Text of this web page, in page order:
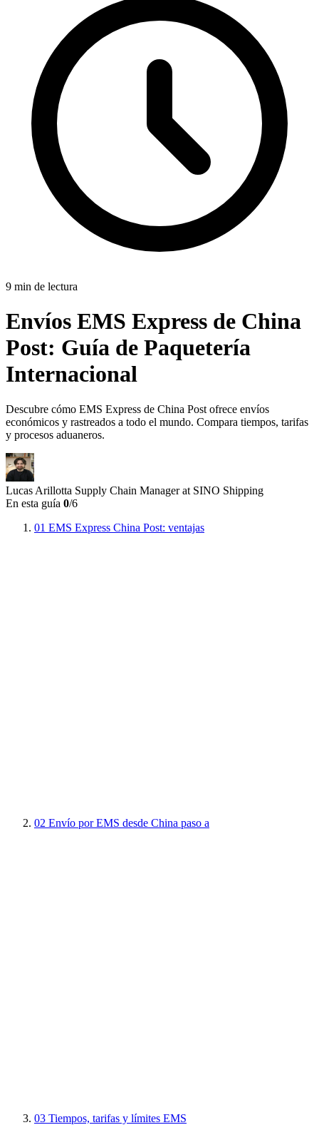
9 min de lectura
Envíos EMS Express de China
Post: Guía de Paquetería
Internacional
Descubre cómo EMS Express de China Post ofrece envíos
económicos y rastreados a todo el mundo. Compara tiempos, tarifas
y procesos aduaneros.
Lucas Arillotta Supply Chain Manager at SINO Shipping
En esta guía 0/6
01 EMS Express China Post: ventajas
02 Envío por EMS desde China paso a
03 Tiempos, tarifas y límites EMS